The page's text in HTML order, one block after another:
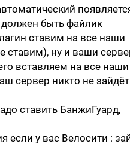
должен быть файлик
ставим на все наши
ставим), ну и ваши
вставляем на все наши
сервер никто не
ставить БанжиГуард,
если у вас Велосити :